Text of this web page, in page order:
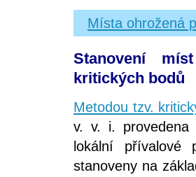
Místa ohrožená
Stanovení
kritických bodů
Metodou tzv.
v. v. i. provedena
lokální přívalové
stanoveny na